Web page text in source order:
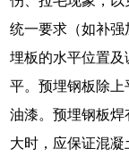
统一要求（如补
埋板的水平位置
平。预埋钢板除
油漆。预埋钢板
大时，应保证混